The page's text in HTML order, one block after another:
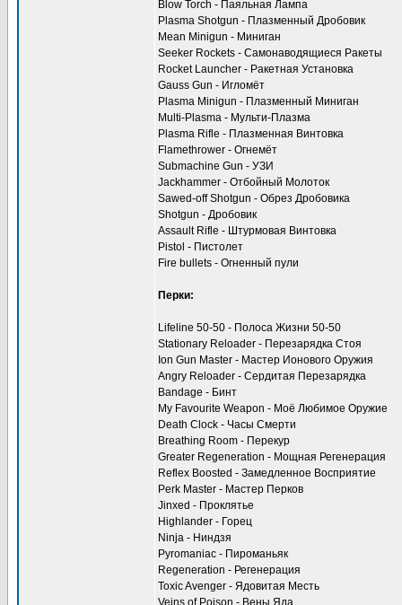
Blow Torch - Паяльная Лампа
Plasma Shotgun - Плазменный Дробовик
Mean Minigun - Миниган
Seeker Rockets - Самонаводящиеся Ракеты
Rocket Launcher - Ракетная Установка
Gauss Gun - Игломёт
Plasma Minigun - Плазменный Миниган
Multi-Plasma - Мульти-Плазма
Plasma Rifle - Плазменная Винтовка
Flamethrower - Огнемёт
Submachine Gun - УЗИ
Jackhammer - Отбойный Молоток
Sawed-off Shotgun - Обрез Дробовика
Shotgun - Дробовик
Assault Rifle - Штурмовая Винтовка
Pistol - Пистолет
Fire bullets - Огненный пули
Перки:
Lifeline 50-50 - Полоса Жизни 50-50
Stationary Reloader - Перезарядка Стоя
Ion Gun Master - Мастер Ионового Оружия
Angry Reloader - Сердитая Перезарядка
Bandage - Бинт
My Favourite Weapon - Моё Любимое Оружие
Death Clock - Часы Смерти
Breathing Room - Перекур
Greater Regeneration - Мощная Регенерация
Reflex Boosted - Замедленное Восприятие
Perk Master - Мастер Перков
Jinxed - Проклятье
Highlander - Горец
Ninja - Ниндзя
Pyromaniac - Пироманьяк
Regeneration - Регенерация
Toxic Avenger - Ядовитая Месть
Veins of Poison - Вены Яда